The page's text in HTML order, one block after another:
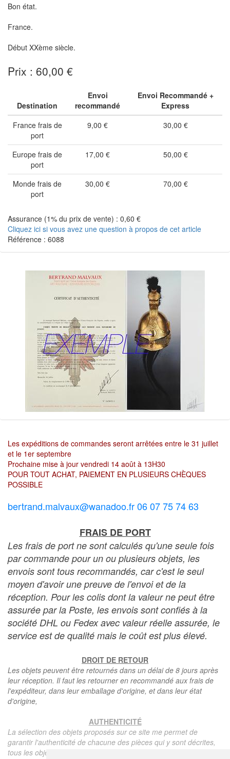
Bon état.
France.
Début XXème siècle.
Prix : 60,00 €
Destination
Envoi
recommandé
Envoi Recommandé +
Express
France frais de
port
9,00 € 30,00 €
Europe frais de
port
17,00 € 50,00 €
Monde frais de
port
30,00 € 70,00 €
Assurance (1% du prix de vente) : 0,60 €
Cliquez ici si vous avez une question à propos de cet article
Référence : 6088
Les expéditions de commandes seront arrêtées entre le 31 juillet
et le 1er septembre
Prochaine mise à jour vendredi 14 août à 13H30
POUR TOUT ACHAT, PAIEMENT EN PLUSIEURS CHÈQUES
POSSIBLE
bertrand.malvaux@wanadoo.fr 06 07 75 74 63
FRAIS DE PORT
Les frais de port ne sont calculés qu'une seule fois
par commande pour un ou plusieurs objets, les
envois sont tous recommandés, car c'est le seul
moyen d'avoir une preuve de l'envoi et de la
réception. Pour les colis dont la valeur ne peut être
assurée par la Poste, les envois sont confiés à la
société DHL ou Fedex avec valeur réelle assurée, le
service est de qualité mais le coût est plus élevé.
DROIT DE RETOUR
Les objets peuvent être retournés dans un délai de 8 jours après
leur réception. Il faut les retourner en recommandé aux frais de
l'expéditeur, dans leur emballage d'origine, et dans leur état
d'origine,
AUTHENTICITÉ
La sélection des objets proposés sur ce site me permet de
garantir l'authenticité de chacune des pièces qui y sont décrites,
tous les objets proposés sont garantis d'époque et authentiques,